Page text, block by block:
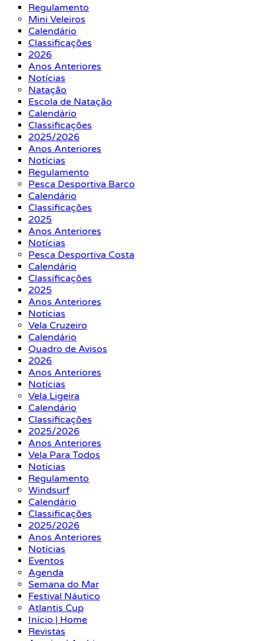
Regulamento
Mini Veleiros
Calendário
Classificações
2026
Anos Anteriores
Notícias
Natação
Escola de Natação
Calendário
Classificações
2025/2026
Anos Anteriores
Notícias
Regulamento
Pesca Desportiva Barco
Calendário
Classificações
2025
Anos Anteriores
Notícias
Pesca Desportiva Costa
Calendário
Classificações
2025
Anos Anteriores
Notícias
Vela Cruzeiro
Calendário
Quadro de Avisos
2026
Anos Anteriores
Notícias
Vela Ligeira
Calendário
Classificações
2025/2026
Anos Anteriores
Vela Para Todos
Notícias
Regulamento
Windsurf
Calendário
Classificações
2025/2026
Anos Anteriores
Notícias
Eventos
Agenda
Semana do Mar
Festival Náutico
Atlantis Cup
Início | Home
Revistas